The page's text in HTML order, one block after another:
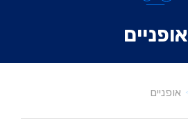
אופניים
אופניים